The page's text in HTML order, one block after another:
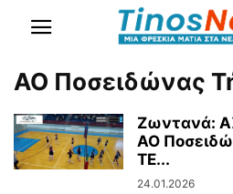
ΑΟ Ποσειδώνας
Ζωντανά:
ΑΟ
TE...
24.01.2026